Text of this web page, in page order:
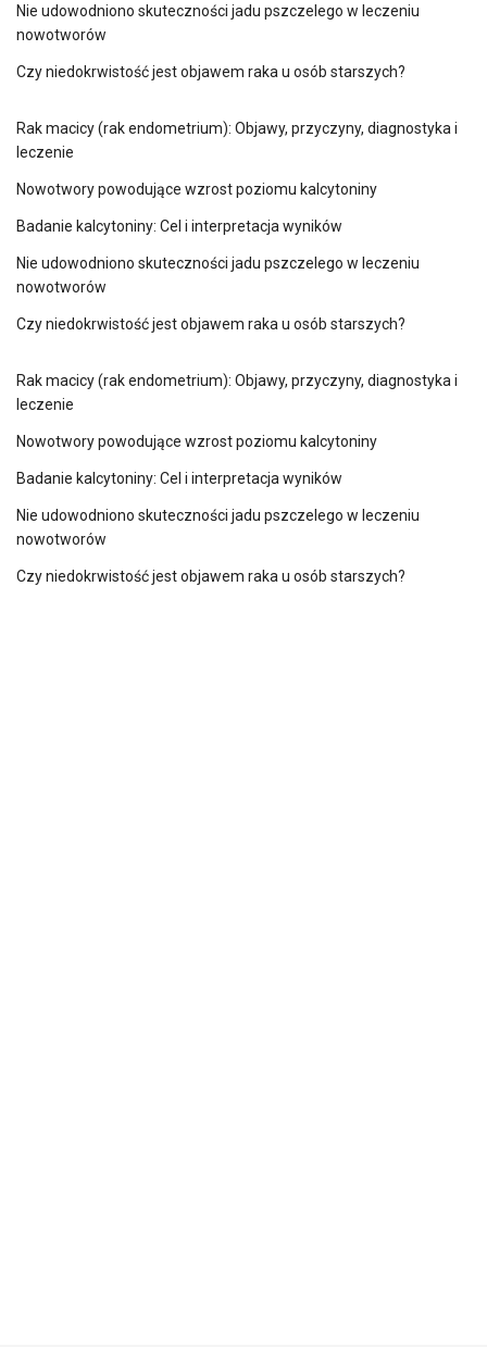
Nie udowodniono skuteczności jadu pszczelego w leczeniu
nowotworów
Czy niedokrwistość jest objawem raka u osób starszych?
Rak macicy (rak endometrium): Objawy, przyczyny, diagnostyka i
leczenie
Nowotwory powodujące wzrost poziomu kalcytoniny
Badanie kalcytoniny: Cel i interpretacja wyników
Nie udowodniono skuteczności jadu pszczelego w leczeniu
nowotworów
Czy niedokrwistość jest objawem raka u osób starszych?
Rak macicy (rak endometrium): Objawy, przyczyny, diagnostyka i
leczenie
Nowotwory powodujące wzrost poziomu kalcytoniny
Badanie kalcytoniny: Cel i interpretacja wyników
Nie udowodniono skuteczności jadu pszczelego w leczeniu
nowotworów
Czy niedokrwistość jest objawem raka u osób starszych?